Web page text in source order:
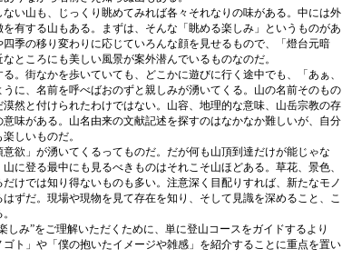
い山も、じっくり眺めてみれば各々それなりの味がある。中には外
有する山もある。まずは、そんな「眺める楽しみ」というものがあ
季の移り変わりに応じていろんな顔を見せるもので、「燈台元暗
ところにも美しい風景が案外潜んでいるものなのだ。
。街なかを歩いていても、どこかに遊びに行く途中でも、「あぁ、
に、名前を呼べばおのずと親しみが湧いてくる。山の名前そのもの
然と付けられたわけではない。山容、地理的な意味、山岳宗教の存
味がある。山名由来の文献記述を探すのはなかなか難しいが、自分
しいものだ。
欲」が湧いてくるってものだ。だが何も山頂到達だけが能じゃな
に登る最中にも見るべきものはそれこそ山ほどある。草花、景色、
けでは知り得ないものも多い。注意深く目配りすれば、新たなモノ
ずだ。現場や現物を見て存在を知り、そして見識を深めること、こ
み”をご理解いただくために、単に登山コースをガイドするより
ト」や「僕の抱いたイメージや雑感」を紹介することに重点を置い